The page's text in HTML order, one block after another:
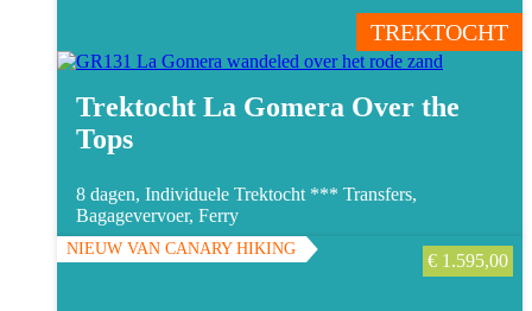
TREKTOCHT
Trektocht La Gomera Over the
Tops
8 dagen, Individuele Trektocht *** Transfers,
Bagagevervoer, Ferry
NIEUW VAN CANARY HIKING
€ 1.595,00